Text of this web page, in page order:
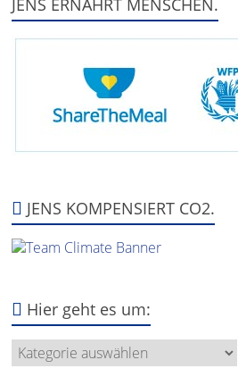
JENS ERNÄHRT MENSCHEN.
JENS KOMPENSIERT CO2.
Hier geht es um:
Hier
geht